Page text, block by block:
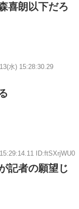
喜朗以下だろ
水) 15:28:30.29
ID:ftSXrjWU0
記者の願望じ